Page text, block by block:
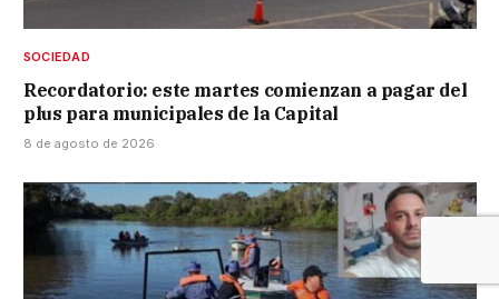
SOCIEDAD
Recordatorio: este martes comienzan a pagar del
plus para municipales de la Capital
8 de agosto de 2026